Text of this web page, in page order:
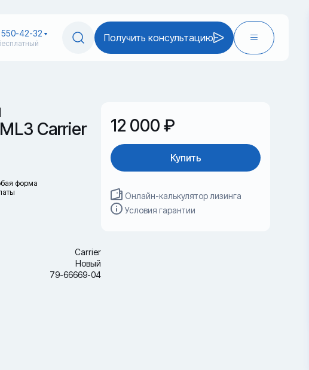
550-42-32 Получить консультацию
Carrier
форма
Carrier
Новый
79-66669-04
12 000 ₽
Купить
Онлайн-калькулятор лизинга
Условия гарантии